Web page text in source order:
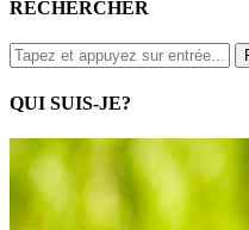
RECHERCHER
QUI SUIS-JE?